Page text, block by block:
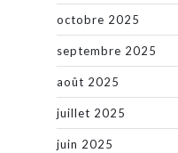
octobre 2025
septembre 2025
août 2025
juillet 2025
juin 2025